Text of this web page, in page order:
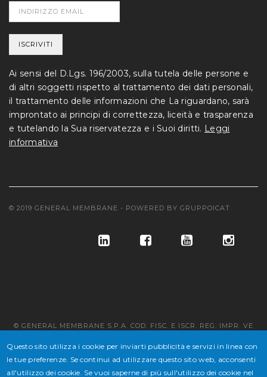
Ai sensi del D.Lgs. 196/2003, sulla tutela delle persone e
di altri soggetti rispetto al trattamento dei dati personali,
il trattamento delle informazioni che La riguardano, sarà
improntato ai principi di correttezza, liceità e trasparenza
e tutelando la Sua riservatezza e i Suoi diritti. Leggi
informativa
© 2019 GENERAL MEMBRANE - POWERED BY GRUPPOICAT
© GENERAL MEMBRANE S.P.A. COD. FISC. E ISCR. REG. IMPR. VE
N° 02647430277 - P.IVA N° IT 02647430277 - CAP. SOC. € 10.846.500
DI CUI € 4.338.600 V.
Questo sito utilizza i cookie per inviarti pubblicità e servizi in linea con
le tue preferenze. Se continui ad utilizzare questo sito web, acconsenti
all'utilizzo dei cookie. Se vuoi saperne di più sull'utilizzo dei cookie nel